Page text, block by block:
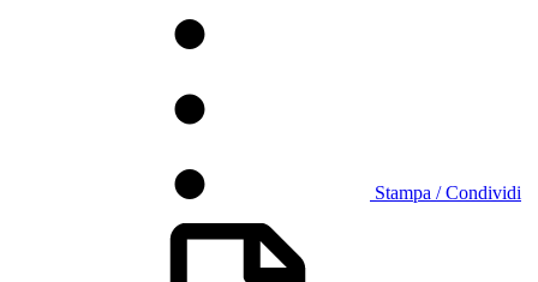
Stampa / Condividi